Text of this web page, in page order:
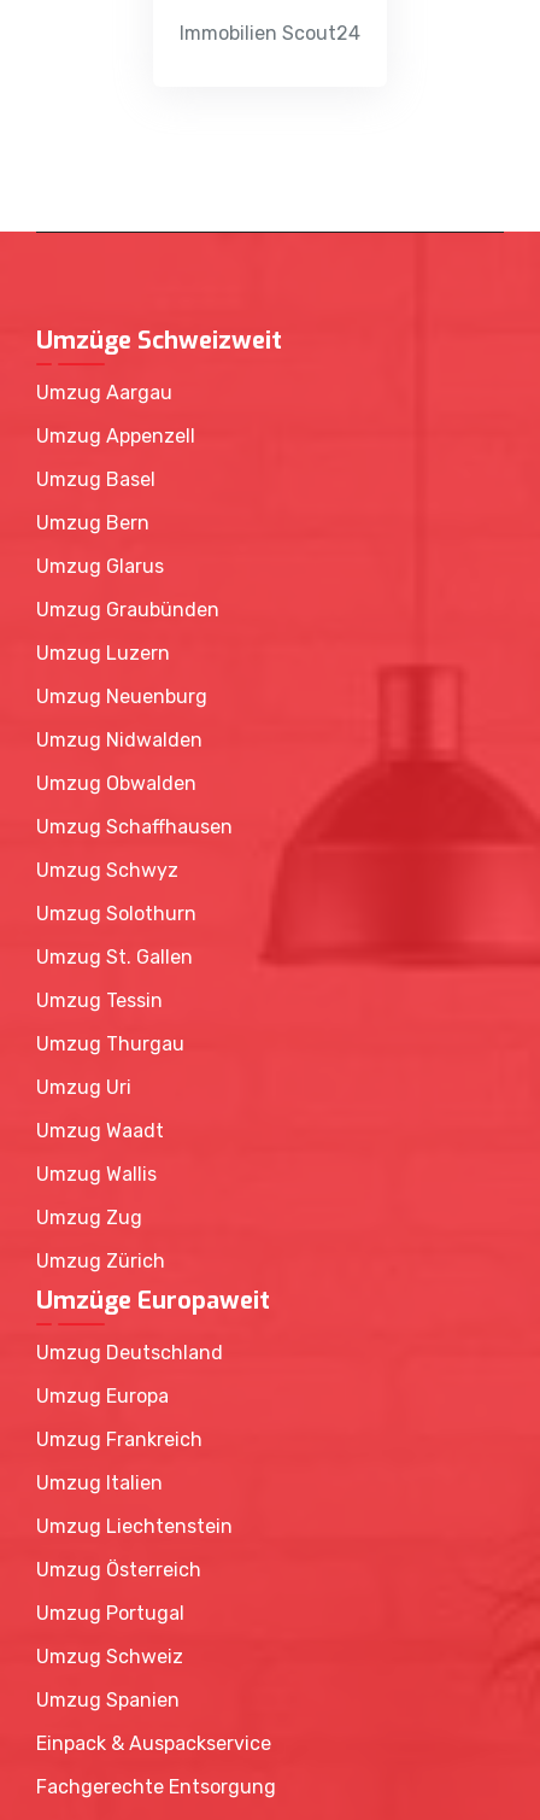
Immobilien Scout24
Umzüge Schweizweit
Umzug Aargau
Umzug Appenzell
Umzug Basel
Umzug Bern
Umzug Glarus
Umzug Graubünden
Umzug Luzern
Umzug Neuenburg
Umzug Nidwalden
Umzug Obwalden
Umzug Schaffhausen
Umzug Schwyz
Umzug Solothurn
Umzug St. Gallen
Umzug Tessin
Umzug Thurgau
Umzug Uri
Umzug Waadt
Umzug Wallis
Umzug Zug
Umzug Zürich
Umzüge Europaweit
Umzug Deutschland
Umzug Europa
Umzug Frankreich
Umzug Italien
Umzug Liechtenstein
Umzug Österreich
Umzug Portugal
Umzug Schweiz
Umzug Spanien
Einpack & Auspackservice
Fachgerechte Entsorgung